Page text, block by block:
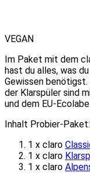
VEGAN
Im Paket mit dem
hast du alles, was
Gewissen benötigst.
der Klarspüler sind
und dem EU-
Inhalt Probier-Paket:
1 x claro
1 x claro
1 x claro